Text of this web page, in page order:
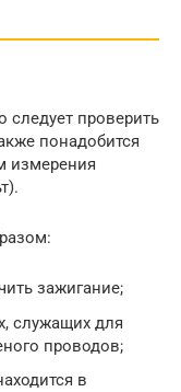
проверить
понадобится
измерения
зажигание;
служащих для
проводов;
в